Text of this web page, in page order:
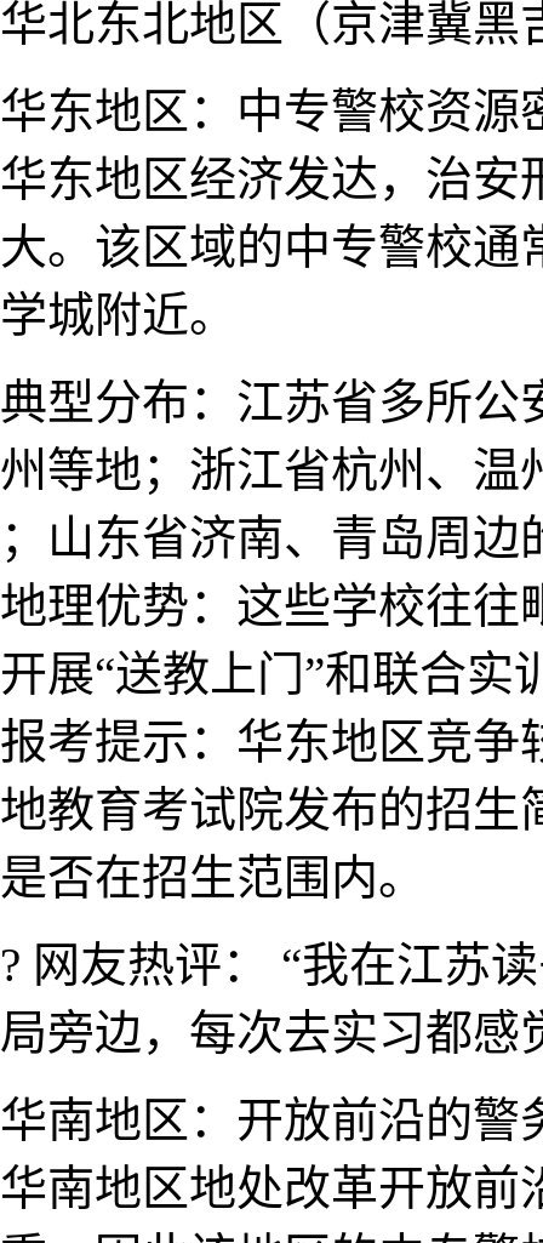
华北东​北地区（京津冀黑
华东地区：中专警校资源
华东地区经济发达，治
大。该区域的中专警校
学城附近。
典型分布：江苏省多所公
州等地；浙江省杭州、温
；山东省​济南、青​岛周边
地理优势：这些学校往往​
开展“送教上门”和联合实
报考提示：华东地区竞​争
地教育考试院发布的招​生
是否在招生范围内。
? 网友热评： “我在​江苏
局旁边，每次去实习都感
华南地区：开放前沿的​警
华南​地区地处改革开放